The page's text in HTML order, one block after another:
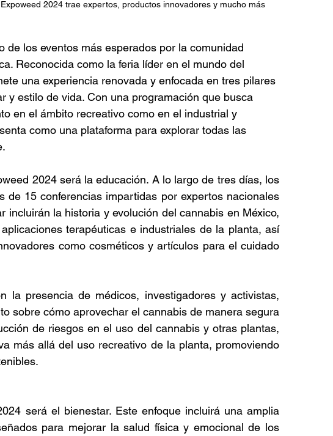
2024 trae expertos, productos innovadores y mucho más
de los eventos más esperados por la comunidad
Reconocida como la feria líder en el mundo del
una experiencia renovada y enfocada en tres pilares
y estilo de vida. Con una programación que busca
en el ámbito recreativo como en el industrial y
como una plataforma para explorar todas las
2024 será la educación. A lo largo de tres días, los
de 15 conferencias impartidas por expertos nacionales
incluirán la historia y evolución del cannabis en México,
terapéuticas e industriales de la planta, así
como cosméticos y artículos para el cuidado
la presencia de médicos, investigadores y activistas,
sobre cómo aprovechar el cannabis de manera segura
de riesgos en el uso del cannabis y otras plantas,
más allá del uso recreativo de la planta, promoviendo
será el bienestar. Este enfoque incluirá una amplia
para mejorar la salud física y emocional de los